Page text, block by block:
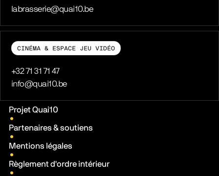
E-mail
labrasserie@quai10.be
CINÉMA & ESPACE JEU VIDÉO
Téléphone
+32 71 31 71 47
E-mail
info@quai10.be
Liens pratiques
Projet Quai10
Partenaires & soutiens
Mentions légales
Règlement d'ordre intérieur